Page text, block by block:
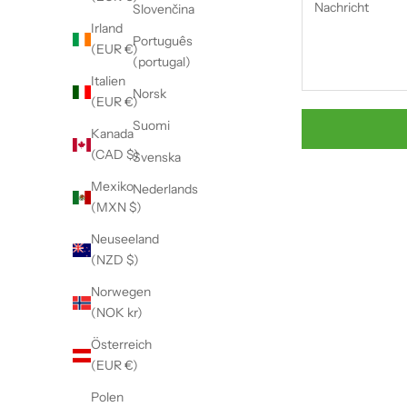
Irland
(EUR €)
Italien
(EUR €)
Kanada
(CAD $)
Mexiko
(MXN $)
Neuseeland
(NZD $)
Norwegen
(NOK kr)
Österreich
(EUR €)
Polen
Slovenčina
Português
(portugal)
Norsk
Suomi
Svenska
Nederlands